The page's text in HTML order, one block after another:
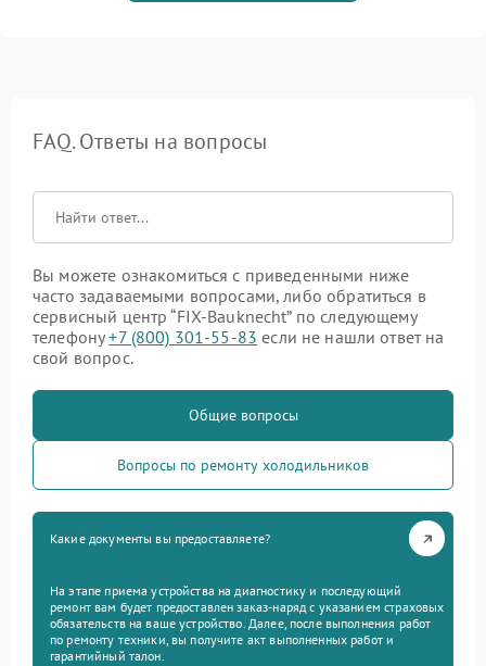
FAQ. Ответы на вопросы
Вы можете ознакомиться с приведенными ниже
часто задаваемыми вопросами, либо обратиться в
сервисный центр “FIX-Bauknecht” по следующему
телефону+7 (800) 301-55-83 если не нашли ответ на
свой вопрос.
Общие вопросы
Вопросы по ремонту холодильников
Какие документы вы предоставляете?
На этапе приема устройства на диагностику и последующий
ремонт вам будет предоставлен заказ-наряд с указанием страховых
обязательств на ваше устройство. Далее, после выполнения работ
по ремонту техники, вы получите акт выполненных работ и
гарантийный талон.